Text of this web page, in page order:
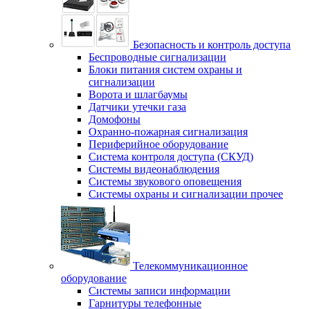
Безопасность и контроль доступа
Беспроводные сигнализации
Блоки питания систем охраны и
сигнализации
Ворота и шлагбаумы
Датчики утечки газа
Домофоны
Охранно-пожарная сигнализация
Периферийное оборудование
Система контроля доступа (СКУД)
Системы видеонаблюдения
Системы звукового оповещения
Системы охраны и сигнализации прочее
Телекоммуникационное
оборудование
Системы записи информации
Гарнитуры телефонные